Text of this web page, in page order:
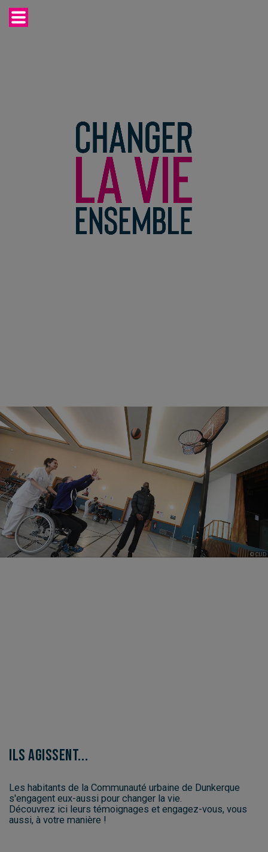
© CUD
Ils agissent...
Les habitants de la Communauté urbaine de Dunkerque
s'engagent eux-aussi pour changer la vie.
Découvrez ici leurs témoignages et engagez-vous, vous
aussi, à votre manière !